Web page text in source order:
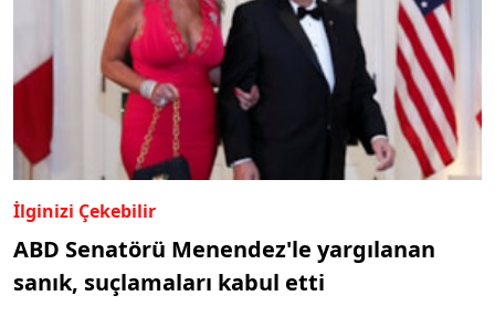
İlginizi Çekebilir
ABD Senatörü Menendez'le yargılanan
sanık, suçlamaları kabul etti